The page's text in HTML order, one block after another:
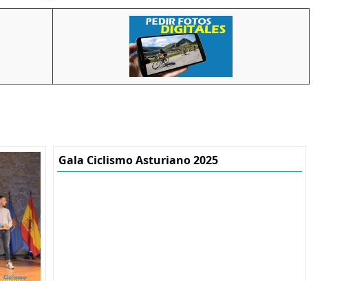
Gala Ciclismo Asturiano 2025